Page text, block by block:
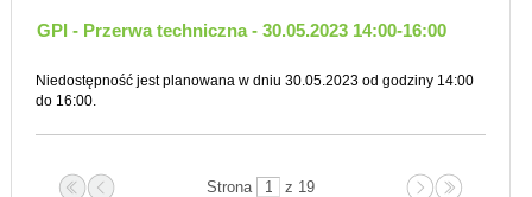
GPI - Przerwa techniczna - 30.05.2023 14:00-16:00
Niedostępność jest planowana w dniu 30.05.2023 od godziny 14:00
do 16:00.
Strona z 19